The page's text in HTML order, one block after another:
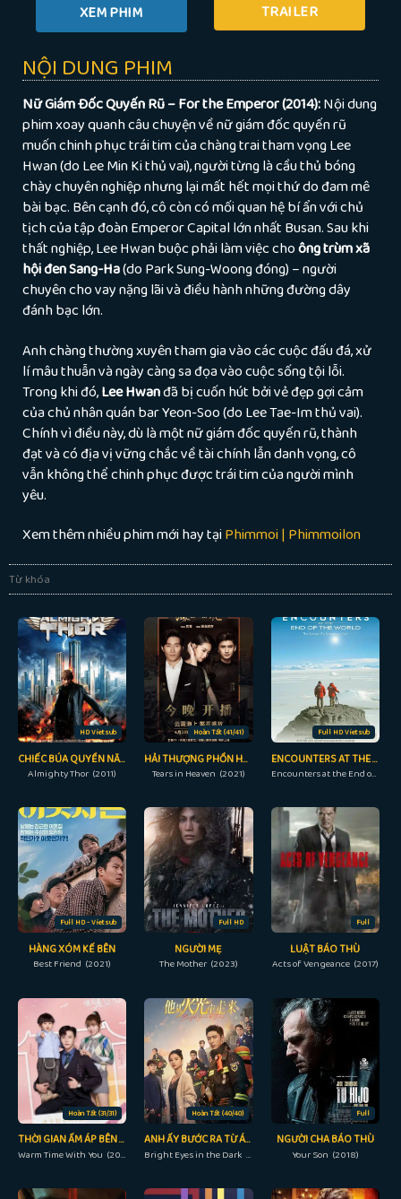
TRAILER
NỘI DUNG PHIM
Nữ Giám Đốc Quyến Rũ – For the Emperor (2014):Nội dung
phim xoay quanh câu chuyện về nữ giám đốc quyến rũ
muốn chinh phục trái tim của chàng trai tham vọng Lee
Hwan (do Lee Min Ki thủ vai), người từng là cầu thủ bóng
chày chuyên nghiệp nhưng lại mất hết mọi thứ do đam mê
bài bạc. Bên cạnh đó, cô còn có mối quan hệ bí ẩn với chủ
tịch của tập đoàn Emperor Capital lớn nhất Busan. Sau khi
thất nghiệp, Lee Hwan buộc phải làm việc choông trùm xã
hội đen Sang-Ha(do Park Sung-Woong đóng) – người
chuyên cho vay nặng lãi và điều hành những đường dây
đánh bạc lớn.
Anh chàng thường xuyên tham gia vào các cuộc đấu đá, xử
lí mâu thuẫn và ngày càng sa đọa vào cuộc sống tội lỗi.
Trong khi đó,Lee Hwanđã bị cuốn hút bởi vẻ đẹp gợi cảm
của chủ nhân quán bar Yeon-Soo (do Lee Tae-Im thủ vai).
Chính vì điều này, dù là một nữ giám đốc quyến rũ, thành
đạt và có địa vị vững chắc về tài chính lẫn danh vọng, cô
vẫn không thể chinh phục được trái tim của người mình
yêu.
Xem thêm nhiều phim mới hay tạiPhimmoi | Phimmoilon
Từ khóa
HD Vietsub
CHIẾC BÚA QUYỀN NĂNG
Almighty Thor (2011)
Hoàn Tất (41/41)
HẢI THƯỢNG PHỒN HOA
Tears in Heaven (2021)
Full HD Vietsub
ENCOUNTERS AT THE END OF THE WORLD
Encounters at the End of the World (2007)
Full HD - Vietsub
HÀNG XÓM KẾ BÊN
Best Friend (2021)
Full HD
NGƯỜI MẸ
The Mother (2023)
Full
LUẬT BÁO THÙ
Acts of Vengeance (2017)
Hoàn Tất (31/31)
THỜI GIAN ẤM ÁP BÊN EM
Warm Time With You (2022)
Hoàn Tất (40/40)
ANH ẤY BƯỚC RA TỪ ÁNH LỬA
Bright Eyes in the Dark (2023)
Full
NGƯỜI CHA BÁO THÙ
Your Son (2018)